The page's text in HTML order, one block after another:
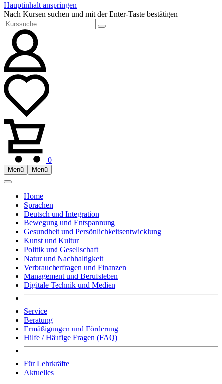
Hauptinhalt anspringen
Nach Kursen suchen und mit der Enter-Taste bestätigen
0
Menü Menü
Home
Sprachen
Deutsch und Integration
Bewegung und Entspannung
Gesundheit und Persönlichkeitsentwicklung
Kunst und Kultur
Politik und Gesellschaft
Natur und Nachhaltigkeit
Verbraucherfragen und Finanzen
Management und Berufsleben
Digitale Technik und Medien
Service
Beratung
Ermäßigungen und Förderung
Hilfe / Häufige Fragen (FAQ)
Für Lehrkräfte
Aktuelles